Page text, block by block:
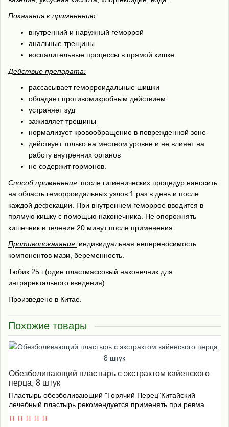
Показания к применению:
внутренний и наружный геморрой
анальные трещины
воспалительные процессы в прямой кишке.
Действие препарата:
рассасывает геморроидальные шишки
обладает противомикробным действием
устраняет зуд
заживляет трещины
нормализует кровообращение в поврежденной зоне
действует только на местном уровне и не влияет на
работу внутренних органов
не содержит гормонов.
Способ применения: после гигиенических процедур наносить
на область геморроидальных узлов 1 раз в день и после
каждой дефекации. При внутреннем геморрое вводится в
прямую кишку с помощью наконечника. Не опорожнять
кишечник в течение 20 минут после применения.
Противопоказания: индивидуальная непереносимость
компонентов мази, беременность.
Тюбик 25 г.(один пластмассовый наконечник для
интраректального введения)
Произведено в Китае.
Похожие товары
Обезболивающий пластырь с экстрактом кайенского
перца, 8 штук
Пластырь обезболивающий "Горячий Перец"Китайский
лечебный пластырь рекомендуется применять при ревма..